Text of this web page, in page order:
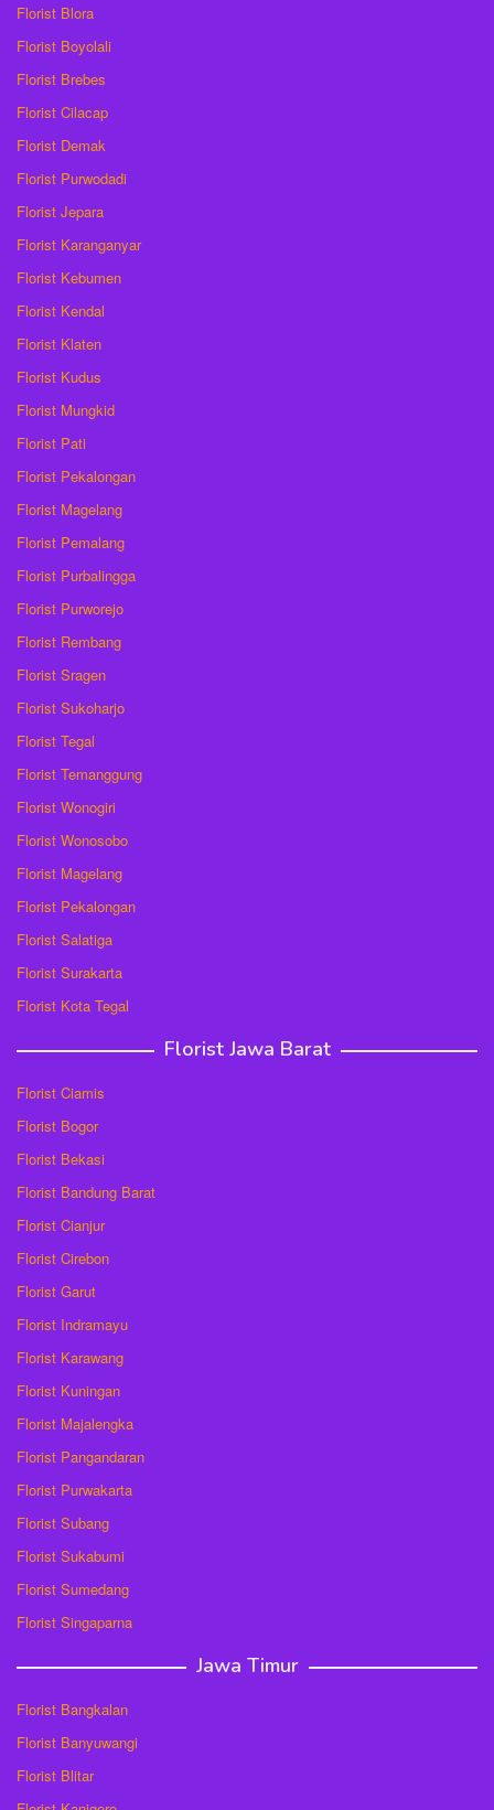
Florist Blora
Florist Boyolali
Florist Brebes
Florist Cilacap
Florist Demak
Florist Purwodadi
Florist Jepara
Florist Karanganyar
Florist Kebumen
Florist Kendal
Florist Klaten
Florist Kudus
Florist Mungkid
Florist Pati
Florist Pekalongan
Florist Magelang
Florist Pemalang
Florist Purbalingga
Florist Purworejo
Florist Rembang
Florist Sragen
Florist Sukoharjo
Florist Tegal
Florist Temanggung
Florist Wonogiri
Florist Wonosobo
Florist Magelang
Florist Pekalongan
Florist Salatiga
Florist Surakarta
Florist Kota Tegal
Florist Jawa Barat
Florist Ciamis
Florist Bogor
Florist Bekasi
Florist Bandung Barat
Florist Cianjur
Florist Cirebon
Florist Garut
Florist Indramayu
Florist Karawang
Florist Kuningan
Florist Majalengka
Florist Pangandaran
Florist Purwakarta
Florist Subang
Florist Sukabumi
Florist Sumedang
Florist Singaparna
Jawa Timur
Florist Bangkalan
Florist Banyuwangi
Florist Blitar